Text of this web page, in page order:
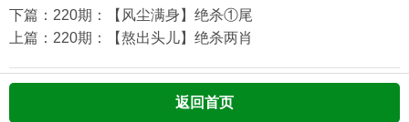
下篇：220期：【风尘满身】绝杀①尾
上篇：220期：【熬出头儿】绝杀两肖
返回首页